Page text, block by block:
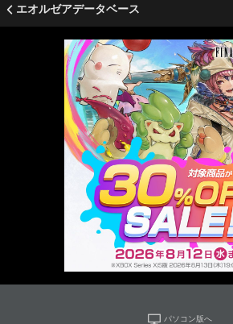
エオルゼアデータベース
パソコン版へ